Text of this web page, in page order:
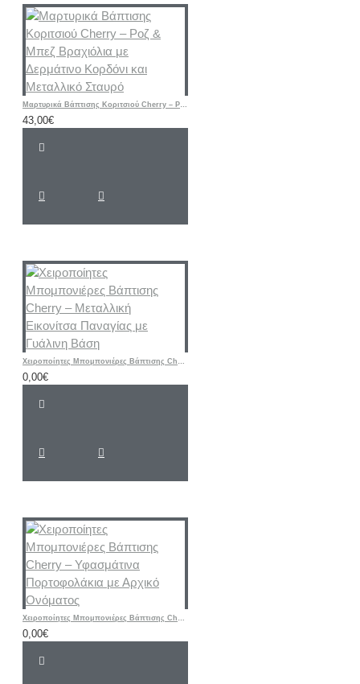
Μαρτυρικά Βάπτισης Κοριτσιού Cherry – Ροζ & Μπεζ Βραχιόλια με Δερμάτινο Κορδόνι και Μεταλλικό Σταυρό
43,00€
Χειροποίητες Μπομπονιέρες Βάπτισης Cherry – Μεταλλική Εικονίτσα Παναγίας με Γυάλινη Βάση
0,00€
Χειροποίητες Μπομπονιέρες Βάπτισης Cherry – Υφασμάτινα Πορτοφολάκια με Αρχικό Ονόματος
0,00€